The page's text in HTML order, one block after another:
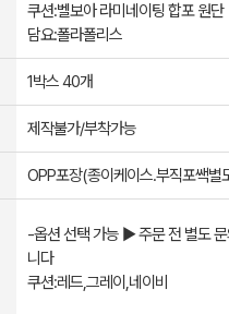
쿠션:벨보아 라미네이팅 합포 원단
담요:폴라폴리스
1박스 40개
제작불가/부착가능
OPP포장(종이케이스.부직포쌕별
-옵션 선택 가능 ▶ 주문 전 별도
니다
쿠션:레드,그레이,네이비